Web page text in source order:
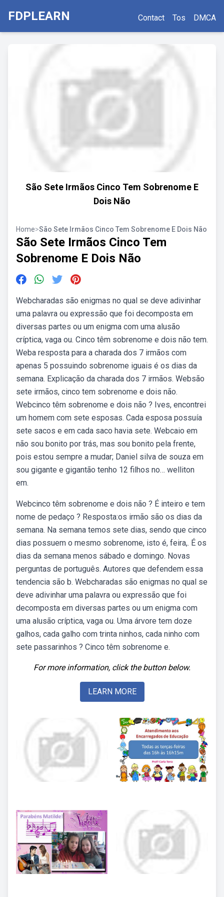
FDPLEARN Contact Tos DMCA
São Sete Irmãos Cinco Tem Sobrenome E
Dois Não
Home>São Sete Irmãos Cinco Tem Sobrenome E Dois Não
São Sete Irmãos Cinco Tem
Sobrenome E Dois Não
Webcharadas são enigmas no qual se deve adivinhar
uma palavra ou expressão que foi decomposta em
diversas partes ou um enigma com uma alusão
críptica, vaga ou. Cinco têm sobrenome e dois não tem.
Weba resposta para a charada dos 7 irmãos com
apenas 5 possuindo sobrenome iguais é os dias da
semana. Explicação da charada dos 7 irmãos. Websão
sete irmãos, cinco tem sobrenome e dois não.
Webcinco têm sobrenome e dois não ? Ives, encontrei
um homem com sete esposas. Cada esposa possuía
sete sacos e em cada saco havia sete. Webcaio em
não sou bonito por trás, mas sou bonito pela frente,
pois estou sempre a mudar; Daniel silva de souza em
sou gigante e gigantão tenho 12 filhos no… welliton
em.
Webcinco têm sobrenome e dois não ? É inteiro e tem
nome de pedaço ? Resposta:os irmão são os dias da
semana. Na semana temos sete dias, sendo que cinco
dias possuem o mesmo sobrenome, isto é, feira,. É os
dias da semana menos sábado e domingo. Novas
perguntas de português. Autores que defendem essa
tendencia são b. Webcharadas são enigmas no qual se
deve adivinhar uma palavra ou expressão que foi
decomposta em diversas partes ou um enigma com
uma alusão críptica, vaga ou. Uma árvore tem doze
galhos, cada galho com trinta ninhos, cada ninho com
sete passarinhos ? Cinco têm sobrenome e.
For more information, click the button below.
LEARN MORE